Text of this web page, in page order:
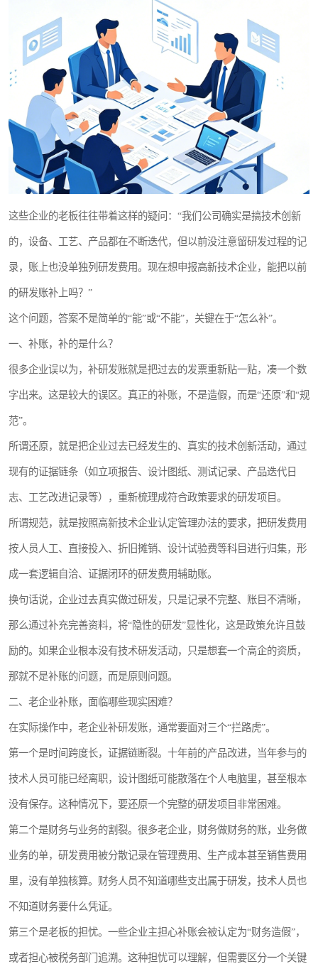
这些企业的老板往往带着这样的疑问：“我们公司确实是搞技术创新
的，设备、工艺、产品都在不断迭代，但以前没注意留研发过程的记
录，账上也没单独列研发费用。现在想申报高新技术企业，能把以前
的研发账补上吗？”
这个问题，答案不是简单的“能”或“不能”，关键在于“怎么补”。
一、补账，补的是什么？
很多企业误以为，补研发账就是把过去的发票重新贴一贴，凑一个数
字出来。这是较大的误区。真正的补账，不是造假，而是“还原”和“规
范”。
所谓还原，就是把企业过去已经发生的、真实的技术创新活动，通过
现有的证据链条（如立项报告、设计图纸、测试记录、产品迭代日
志、工艺改进记录等），重新梳理成符合政策要求的研发项目。
所谓规范，就是按照高新技术企业认定管理办法的要求，把研发费用
按人员人工、直接投入、折旧摊销、设计试验费等科目进行归集，形
成一套逻辑自洽、证据闭环的研发费用辅助账。
换句话说，企业过去真实做过研发，只是记录不完整、账目不清晰，
那么通过补充完善资料，将“隐性的研发”显性化，这是政策允许且鼓
励的。如果企业根本没有技术研发活动，只是想套一个高企的资质，
那就不是补账的问题，而是原则问题。
二、老企业补账，面临哪些现实困难？
在实际操作中，老企业补研发账，通常要面对三个“拦路虎”。
第一个是时间跨度长，证据链断裂。十年前的产品改进，当年参与的
技术人员可能已经离职，设计图纸可能散落在个人电脑里，甚至根本
没有保存。这种情况下，要还原一个完整的研发项目非常困难。
第二个是财务与业务的割裂。很多老企业，财务做财务的账，业务做
业务的单，研发费用被分散记录在管理费用、生产成本甚至销售费用
里，没有单独核算。财务人员不知道哪些支出属于研发，技术人员也
不知道财务要什么凭证。
第三个是老板的担忧。一些企业主担心补账会被认定为“财务造假”，
或者担心被税务部门追溯。这种担忧可以理解，但需要区分一个关键